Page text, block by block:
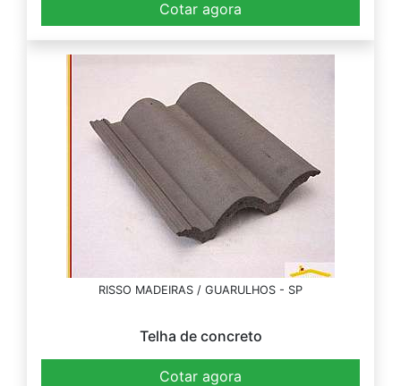
Cotar agora
RISSO MADEIRAS / GUARULHOS - SP
Telha de concreto
Cotar agora